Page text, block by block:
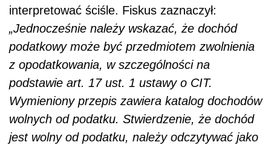
interpretować ściśle. Fiskus zaznaczył:
„Jednocześnie należy wskazać, że dochód
podatkowy może być przedmiotem zwolnienia
z opodatkowania, w szczególności na
podstawie art. 17 ust. 1 ustawy o CIT.
Wymieniony przepis zawiera katalog dochodów
wolnych od podatku. Stwierdzenie, że dochód
jest wolny od podatku, należy odczytywać jako